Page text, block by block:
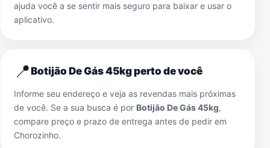
ajuda você a se sentir mais seguro para baixar e usar o
aplicativo.
📍Botijão De Gás 45kg perto de você
Informe seu endereço e veja as revendas mais próximas
de você. Se a sua busca é por Botijão De Gás 45kg,
compare preço e prazo de entrega antes de pedir em
Chorozinho.